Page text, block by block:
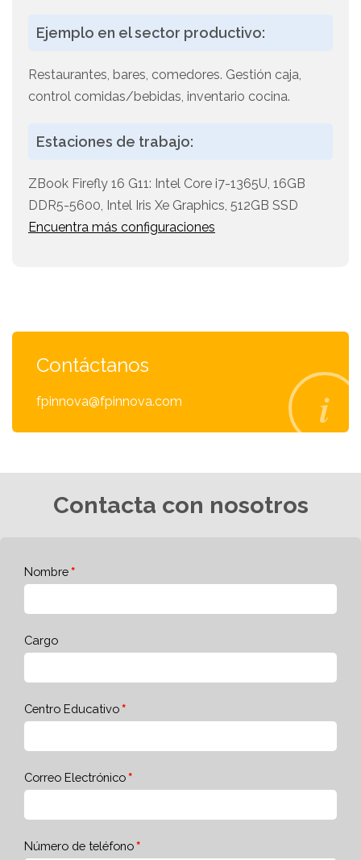
Ejemplo en el sector productivo:
Restaurantes, bares, comedores. Gestión caja,
control comidas/bebidas, inventario cocina.
Estaciones de trabajo:
ZBook Firefly 16 G11: Intel Core i7-1365U, 16GB
DDR5-5600, Intel Iris Xe Graphics, 512GB SSD
Encuentra más configuraciones
Contáctanos
fpinnova@fpinnova.com
Contacta con nosotros
Nombre
Cargo
Centro Educativo
Correo Electrónico
Número de teléfono